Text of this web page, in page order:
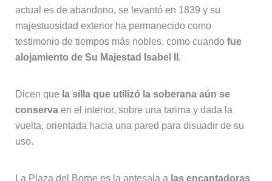
actual es de abandono, se levantó en 1839 y su
majestuosidad exterior ha permanecido como
testimonio de tiempos más nobles, como cuando fue
alojamiento de Su Majestad Isabel II .
Dicen que la silla que utilizó la soberana aún se
conservaen el interior, sobre una tarima y dada la
vuelta, orientada hacia una pared para disuadir de su
uso.
La Plaza del Borne es la antesala a las encantadoras